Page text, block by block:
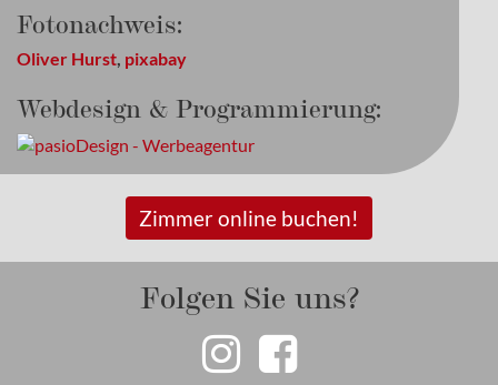
Fotonachweis:
Oliver Hurst pixabay
Webdesign & Programmierung:
Zimmer online buchen!
Folgen Sie uns?